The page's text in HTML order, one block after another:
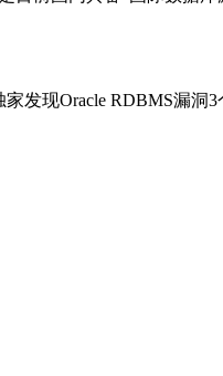
发现Oracle RDBMS漏洞3